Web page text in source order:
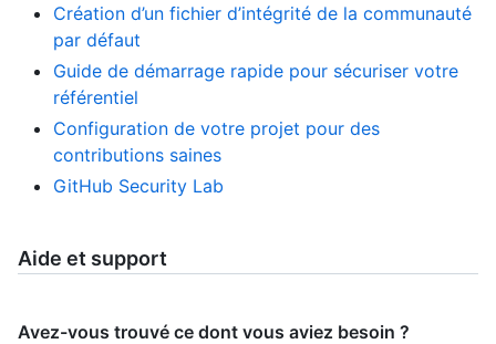
Création d’un fichier d’intégrité de la communauté
par défaut
Guide de démarrage rapide pour sécuriser votre
référentiel
Configuration de votre projet pour des
contributions saines
GitHub Security Lab
Aide et support
Avez-vous trouvé ce dont vous aviez besoin ?